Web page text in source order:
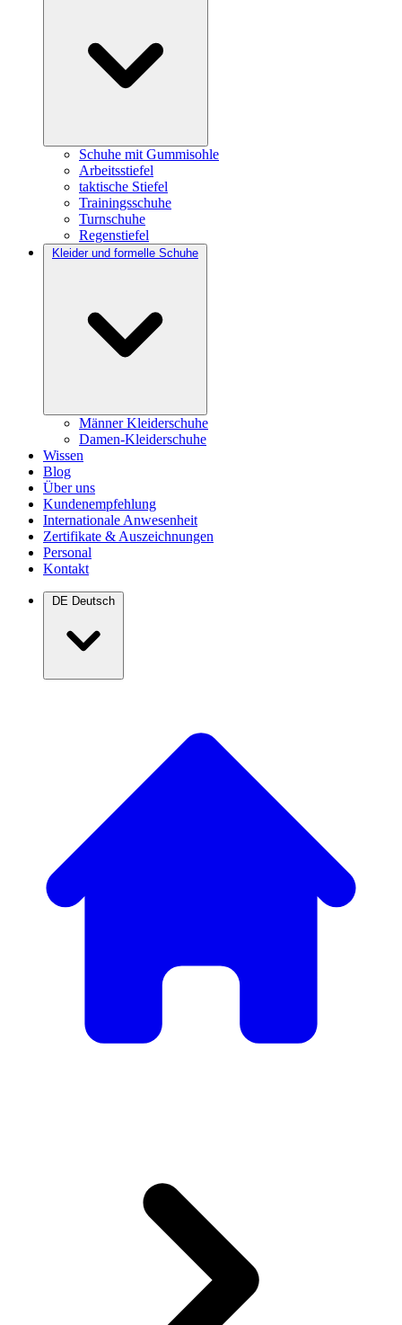
Schuhe mit Gummisohle
Arbeitsstiefel
taktische Stiefel
Trainingsschuhe
Turnschuhe
Regenstiefel
Kleider und formelle Schuhe
Männer Kleiderschuhe
Damen-Kleiderschuhe
Wissen
Blog
Über uns
Kundenempfehlung
Internationale Anwesenheit
Zertifikate & Auszeichnungen
Personal
Kontakt
DE Deutsch